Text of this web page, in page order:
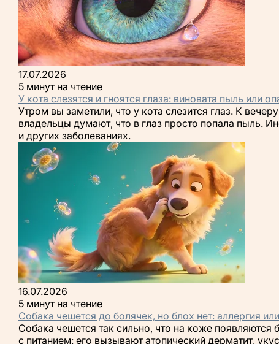
17.07.2026
5 минут на чтение
У кота слезятся и гноятся глаза: виновата пыль или
Утром вы заметили, что у кота слезится глаз. К
владельцы думают, что в глаз просто попала пыль.
и других заболеваниях.
16.07.2026
5 минут на чтение
Собака чешется до болячек, но блох нет: аллергия
Собака чешется так сильно, что на коже
с питанием: его вызывают атопический дерматит,